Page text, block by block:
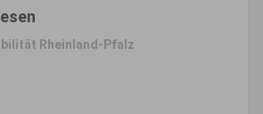
Rheinland-Pfalz